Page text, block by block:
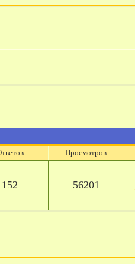
Просмотров
152 56201